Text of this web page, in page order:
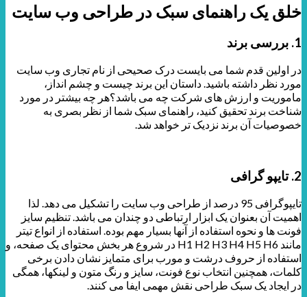
خلق یک راهنمای سبک در طراحی وب سایت
1. بررسی برند
در اولین قدم شما می بایست درک صحیحی از نام تجاری وب سایت
مورد نظر داشته باشید. داستان این برند چیست و چشم انداز،
ماموریت و ارزش های شرکت چه می باشد؟هر چه بیشتر در مورد
شناخت برند تحقیق کنید، راهنمای سبک شما از نظر بصری به
خصوصیات آن برند نزدیک تر خواهد شد.
2. تایپو گرافی
تایپوگرافی 95 درصد از طراحی وب سایت را تشکیل می دهد. لذا
اهمیت آن بعنوان یک ابزار ارتباطی دو چندان می باشد. تنظیم سایز
فونت ها و نحوه استفاده از آنها بسیار مهم بوده. استفاده از انواع تیتر
مانند H1 H2 H3 H4 H5 H6 در شروع هر بخش محتوای یک صفحه، و
استفاده از حروف درشت و مورب برای متمایز نشان دادن برخی
کلمات، همچنین انتخاب نوع فونت، سایز و رنگ متون و لینکها، همگی
در ایجاد یک سبک طراحی نقش مهمی ایفا می کنند.